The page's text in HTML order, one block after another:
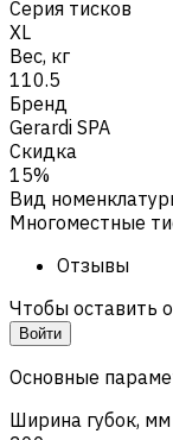
Серия тисков
XL
Вес, кг
110.5
Бренд
Gerardi SPA
Скидка
15%
Вид
Многоместные
Отзывы
Чтобы оставить
Войти
Основные
Ширина губок, мм